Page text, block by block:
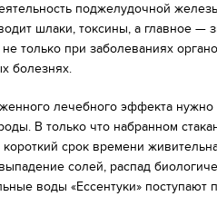
поджелудочной
шлаки, токсины, а главное —
только при заболеваниях
болезнях.
лечебного эффекта
В только что набранном
срок времени
солей, распад
воды «Ессентуки»